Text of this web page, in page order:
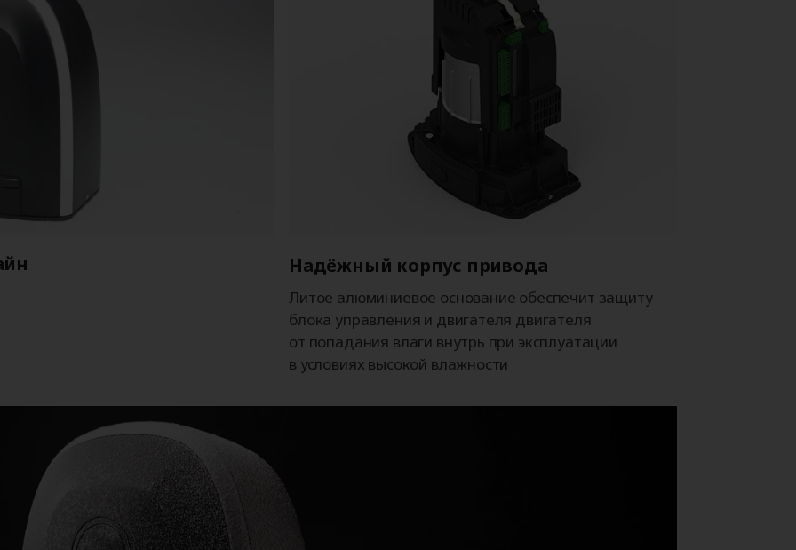
Надёжный корпус привода
Литое алюминиевое основание обеспечит защиту
блока управления и двигателя двигателя
от попадания влаги внутрь при эксплуатации
в условиях высокой влажности